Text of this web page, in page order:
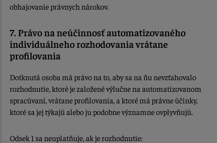
obhajovanie právnych nárokov.
7. Právo na neúčinnosť automatizovaného
individuálneho rozhodovania vrátane
profilovania
Dotknutá osoba má právo na to, aby sa na ňu nevzťahovalo
rozhodnutie, ktoré je založené výlučne na automatizovanom
spracúvaní, vrátane profilovania, a ktoré má právne účinky,
ktoré sa jej týkajú alebo ju podobne významne ovplyvňujú.
Odsek 1 sa neuplatňuje, ak je rozhodnutie: